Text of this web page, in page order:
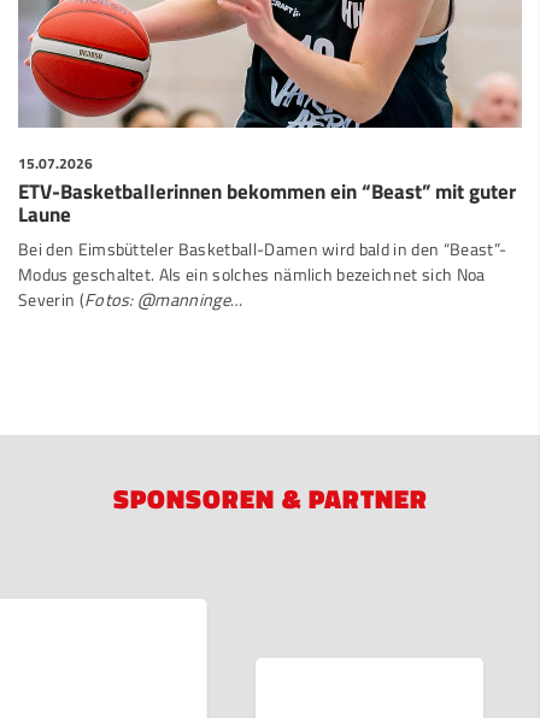
15.07.2026
ETV-Basketballerinnen bekommen ein “Beast” mit guter
Laune
Bei den Eimsbütteler Basketball-Damen wird bald in den “Beast”-
Modus geschaltet. Als ein solches nämlich bezeichnet sich Noa
Severin (Fotos: @manninge…
SPONSOREN & PARTNER